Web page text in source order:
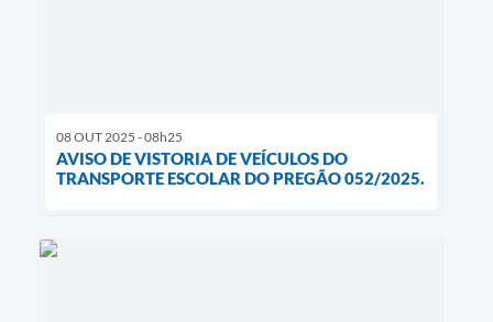
08 OUT 2025 - 08h25
AVISO DE VISTORIA DE VEÍCULOS DO
TRANSPORTE ESCOLAR DO PREGÃO 052/2025.